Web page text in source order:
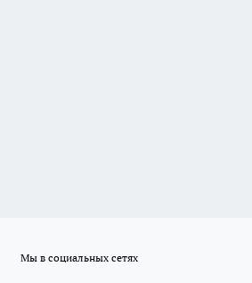
Мы в социальных сетях